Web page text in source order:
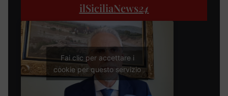
ilSiciliaNews24
Fai clic per accettare i
cookie per questo servizio